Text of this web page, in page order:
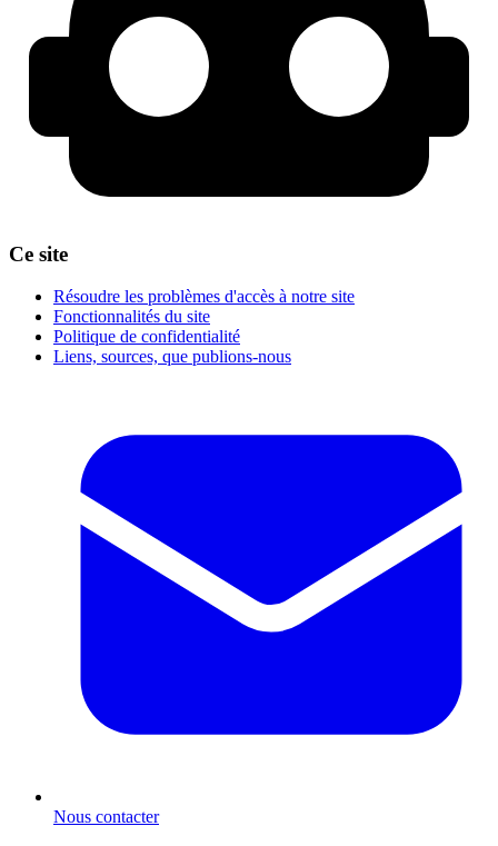
Ce site
Résoudre les problèmes d'accès à notre site
Fonctionnalités du site
Politique de confidentialité
Liens, sources, que publions-nous
Nous contacter